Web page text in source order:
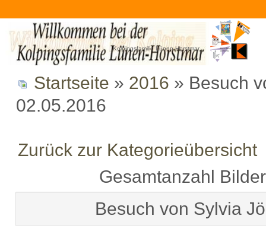
Kolpingsfamilie Lünen-Horstmar
Startseite » 2016 » Besuch
02.05.2016
Zurück zur Kategorieübersicht
Gesamtanzahl
Besuch von Sylvia